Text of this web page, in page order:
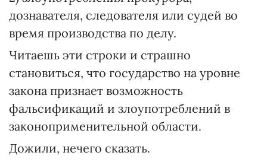
дознавателя, следователя или судей во
время производства по делу.
Читаешь эти строки и страшно
становиться, что государство на уровне
закона признает возможность
фальсификаций и злоупотреблений в
законоприменительной области.
Дожили, нечего сказать.